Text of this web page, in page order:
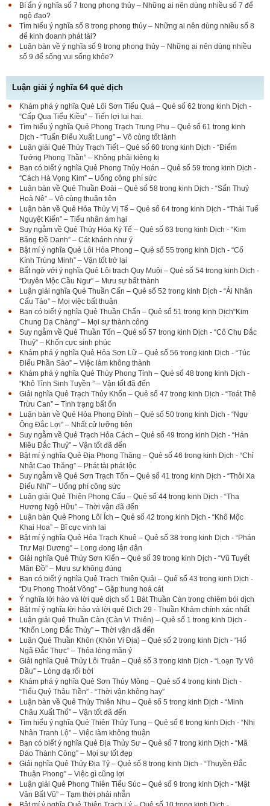
Bí ẩn ý nghĩa số 7 trong phong thủy – Những ai nên dùng nhiều số 7 để
ngộ đạo?
Tìm hiểu ý nghĩa số 8 trong phong thủy – Những ai nên dùng nhiều số 8
để kinh doanh phát tài?
Luận bàn về ý nghĩa số 9 trong phong thủy – Những ai nên dùng nhiều
số 9 để sống vui sống khỏe?
Luận giải ý nghĩa 64 quẻ dịch
Khám phá ý nghĩa Quẻ Lôi Sơn Tiểu Quá – Quẻ số 62 trong kinh Dịch -
“Cấp Qua Tiểu Kiều” – Tiến lợi lui hại.
Tìm hiểu ý nghĩa Quẻ Phong Trạch Trung Phu – Quẻ số 61 trong kinh
Dịch - “Tuấn Điểu Xuất Lung” – Vô cùng tốt lành
Luận giải Quẻ Thủy Trạch Tiết – Quẻ số 60 trong kinh Dịch - “Điểm
Tướng Phong Thần” – Không phải kiêng kị
Bạn có biết ý nghĩa Quẻ Phong Thủy Hoán – Quẻ số 59 trong kinh Dịch -
“Cách Hà Vọng Kim” – Uổng công phí sức
Luận bàn về Quẻ Thuần Đoài – Quẻ số 58 trong kinh Dịch - “Sấn Thuỷ
Hoà Nê” – Vô cùng thuận tiện
Luận bàn về Quẻ Hỏa Thủy Vị Tế – Quẻ số 64 trong kinh Dịch - “Thái Tuế
Nguyệt Kiến” – Tiểu nhân ám hại
Suy ngẫm về Quẻ Thủy Hỏa Ký Tế – Quẻ số 63 trong kinh Dịch - “Kim
Bảng Đề Danh” – Cát khánh như ý
Bật mí ý nghĩa Quẻ Lôi Hỏa Phong – Quẻ số 55 trong kinh Dịch - “Cổ
Kính Trùng Minh” – Vận tốt trở lại
Bất ngờ với ý nghĩa Quẻ Lôi trạch Quy Muội – Quẻ số 54 trong kinh Dịch -
“Duyên Mộc Cầu Ngư” – Mưu sự bất thành
Luận giải nghĩa Quẻ Thuần Cấn – Quẻ số 52 trong kinh Dịch - “Ải Nhân
Cấu Táo” – Mọi việc bất thuận
Bạn có biết ý nghĩa Quẻ Thuần Chấn – Quẻ số 51 trong kinh Dịch“Kim
Chung Dạ Chàng” – Mọi sự thành công
Suy ngẫm về Quẻ Thuần Tốn – Quẻ số 57 trong kinh Dịch - “Cô Chu Đắc
Thuỷ” – Khốn cực sinh phúc
Khám phá ý nghĩa Quẻ Hỏa Sơn Lữ – Quẻ số 56 trong kinh Dịch - “Túc
Điểu Phần Sào” – Việc làm không thành
Khám phá ý nghĩa Quẻ Thủy Phong Tỉnh – Quẻ số 48 trong kinh Dịch -
“Khô Tỉnh Sinh Tuyền ” – Vận tốt đã đến
Giải nghĩa Quẻ Trạch Thủy Khốn – Quẻ số 47 trong kinh Dịch - “Toát Thê
Trừu Can” – Tình trạng bất ổn
Luận bàn về Quẻ Hỏa Phong Đỉnh – Quẻ số 50 trong kinh Dịch - “Ngư
Ông Đắc Lợi” – Nhất cử lưỡng tiện
Suy ngẫm về Quẻ Trạch Hỏa Cách – Quẻ số 49 trong kinh Dịch - “Hán
Miêu Đắc Thuỷ” – Vận tốt đã đến
Bật mí ý nghĩa Quẻ Địa Phong Thăng – Quẻ số 46 trong kinh Dịch - “Chỉ
Nhật Cao Thăng” – Phát tài phát lộc
Suy ngẫm về Quẻ Sơn Trạch Tổn – Quẻ số 41 trong kinh Dịch - “Thôi Xa
Điếu Nhĩ” – Uổng phí công sức
Luận giải Quẻ Thiên Phong Cấu – Quẻ số 44 trong kinh Dịch - “Tha
Hương Ngộ Hữu” – Thời vận đã đến
Luận bàn Quẻ Phong Lôi Ích – Quẻ số 42 trong kinh Dịch - “Khô Mộc
Khai Hoa” – Bĩ cực vinh lai
Bật mí ý nghĩa Quẻ Hỏa Trạch Khuê – Quẻ số 38 trong kinh Dịch - “Phán
Trư Mại Dương” – Long đong lận đận
Giải nghĩa Quẻ Thủy Sơn Kiển – Quẻ số 39 trong kinh Dịch - “Vũ Tuyết
Mãn Đồ” – Mưu sự không đúng
Bạn có biết ý nghĩa Quẻ Trạch Thiên Quải – Quẻ số 43 trong kinh Dịch -
“Du Phong Thoát Võng” – Gặp hung hoá cát
Ý nghĩa lời hào và lời quẻ dịch số 1 Bát Thuần Càn trong chiêm bói dịch
Bật mí ý nghĩa lời hào và lời quẻ Dịch 29 - Thuần Khảm chính xác nhất
Luận giải Quẻ Thuần Càn (Càn Vi Thiên) – Quẻ số 1 trong kinh Dịch -
“Khốn Long Đắc Thủy” – Thời vận đã đến
Luận Quẻ Thuần Khôn (Khôn Vi Địa) – Quẻ số 2 trong kinh Dịch - “Hổ
Ngã Đắc Thực” – Thỏa lòng mãn ý
Giải nghĩa Quẻ Thủy Lôi Truân – Quẻ số 3 trong kinh Dịch - “Loạn Ty Vô
Đầu” – Lòng dạ rối bời
Khám phá ý nghĩa Quẻ Sơn Thủy Mông – Quẻ số 4 trong kinh Dịch -
“Tiểu Quỷ Thâu Tiền” - “Thời vận không hay”
Luận bàn về Quẻ Thủy Thiên Nhu – Quẻ số 5 trong kinh Dịch - “Minh
Châu Xuất Thổ” – Vận tốt đã đến
Tìm hiểu ý nghĩa Quẻ Thiên Thủy Tụng – Quẻ số 6 trong kinh Dịch - “Nhị
Nhân Tranh Lộ” – Việc làm không thuận
Bạn có biết ý nghĩa Quẻ Địa Thủy Sư – Quẻ số 7 trong kinh Dịch - “Mã
Đáo Thành Công” – Mọi sự tốt đẹp
Giải nghĩa Quẻ Thủy Địa Tỷ – Quẻ số 8 trong kinh Dịch - “Thuyền Đắc
Thuận Phong” – Việc gì cũng lợi
Luận giải Quẻ Phong Thiên Tiểu Súc – Quẻ số 9 trong kinh Dịch - “Mật
Vân Bất Vũ” – Tạm thời phải nhẫn